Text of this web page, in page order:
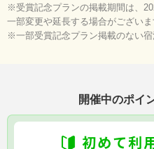
※受賞記念プランの掲載期間は、
一部変更や延長する場合がございま
※一部受賞記念プラン掲載のない宿
開催中のポイ